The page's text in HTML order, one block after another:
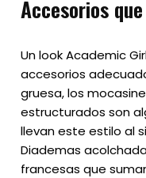
Accesorios
Un look Academic
accesorios
gruesa, los
estructurados son
llevan este estilo al
Diademas
francesas que